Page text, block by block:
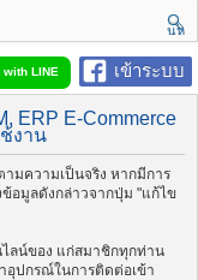
e
n
a
v
i
a
t
i
o
นห
า
เข้าระบบ
with LINE
ERP E-Commerce
งาน
มความเป็นจริง หากมีการ
อมูลดังกล่าวจากปุ่ม "แก้ไข
ไลน์ของ แก่สมาชิกทุกท่าน
อุปกรณ์ในการติดต่อเข้า